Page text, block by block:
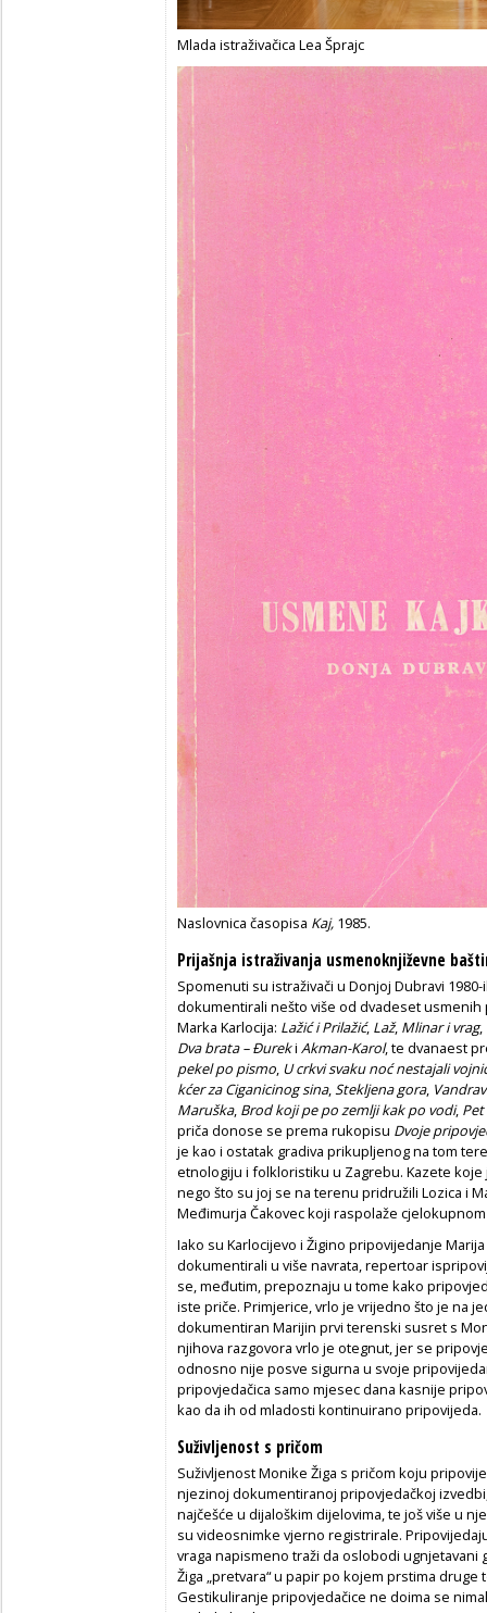
Mlada istraživačica Lea Šprajc
Naslovnica časopisa Kaj, 1985.
Prijašnja istraživanja usmenoknjiževne
Spomenuti su istraživači u Donjoj Dubravi
dokumentirali nešto više od dvadeset
Marka Karlocija: Lažić i Prilažić, Laž, Mlinar i vrag,
Dva brata – Đureki Akman-Karol, te dvanaest
pekel po pismo, U crkvi svaku noć nestajali
kćer za Ciganicinog sina,Stekljena gora,
Maruška, Brod koji pe po zemlji kak po vodi,
priča donose se prema rukopisu Dvoje
je kao i ostatak gradiva prikupljenog na tom
etnologiju i folkloristiku u Zagrebu. Kazete
nego što su joj se na terenu pridružili Lozica i
Međimurja Čakovec koji raspolaže
Iako su Karlocijevo i Žigino pripovijedanje
dokumentirali u više navrata, repertoar
se, međutim, prepoznaju u tome kako
iste priče. Primjerice, vrlo je vrijedno što je na
dokumentiran Marijin prvi terenski susret s
njihova razgovora vrlo je otegnut, jer se
odnosno nije posve sigurna u svoje
pripovjedačica samo mjesec dana kasnije
kao da ih od mladosti kontinuirano pripovijeda.
Suživljenost s pričom
Suživljenost Monike Žiga s pričom koju
njezinoj dokumentiranoj pripovjedačkoj
najčešće u dijaloškim dijelovima, te još više u
su videosnimke vjerno registrirale.
vraga napismeno traži da oslobodi ugnjetavani
Žiga „pretvara“ u papir po kojem prstima
Gestikuliranje pripovjedačice ne doima se